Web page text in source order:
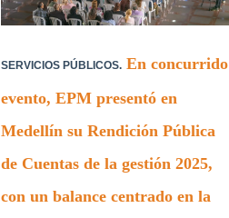
SERVICIOS PÚBLICOS. En concurrido
evento, EPM presentó en
Medellín su Rendición Pública
de Cuentas de la gestión 2025,
con un balance centrado en la